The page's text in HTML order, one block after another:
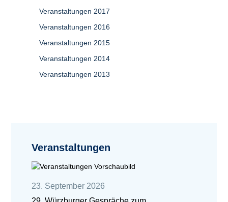
Veranstaltungen 2017
Veranstaltungen 2016
Veranstaltungen 2015
Veranstaltungen 2014
Veranstaltungen 2013
Veranstaltungen
23. September 2026